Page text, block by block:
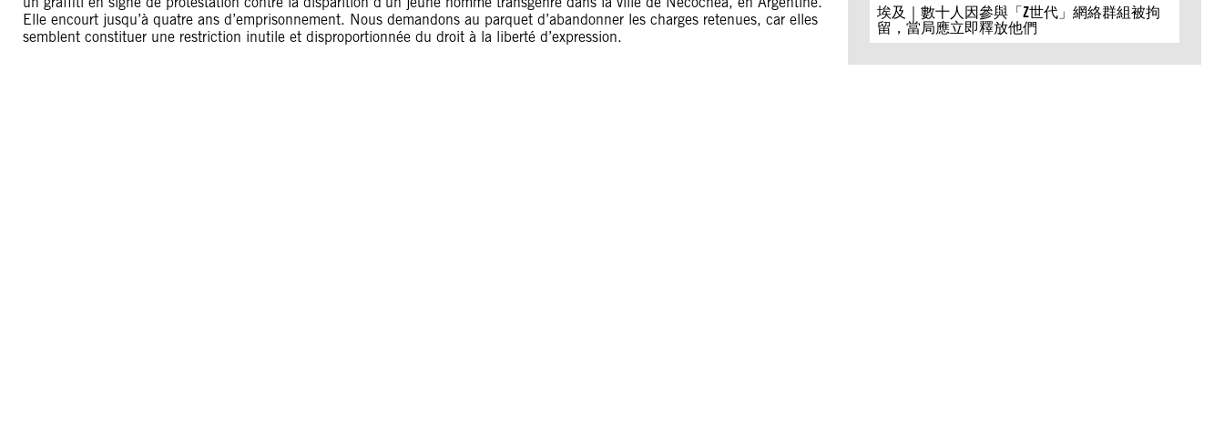
Elle encourt jusqu’à quatre ans d’emprisonnement. Nous demandons au parquet d’abandonner les charges retenues, car elles
semblent constituer une restriction inutile et disproportionnée du droit à la liberté d’expression.
埃及｜數十人因參與「Z世代」網絡群組被拘
留，當局應立即釋放他們